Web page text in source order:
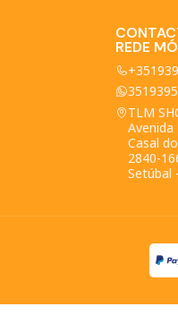
REDE
TLM
Casal
2840-
Setúbal